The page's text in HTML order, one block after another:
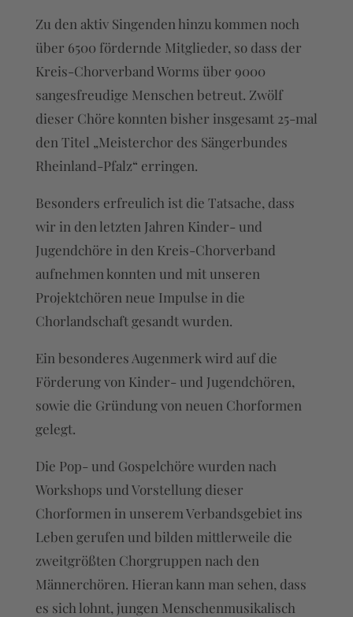
Zu den aktiv Singenden hinzu kommen noch
über 6500 fördernde Mitglieder, so dass der
Kreis-Chorverband Worms über 9000
sangesfreudige Menschen betreut. Zwölf
dieser Chöre konnten bisher insgesamt 25-mal
den Titel „Meisterchor des Sängerbundes
Rheinland-Pfalz“ erringen.
Besonders erfreulich ist die Tatsache, dass
wir in den letzten Jahren Kinder- und
Jugendchöre in den Kreis-Chorverband
aufnehmen konnten und mit unseren
Projektchören neue Impulse in die
Chorlandschaft gesandt wurden.
Ein besonderes Augenmerk wird auf die
Förderung von Kinder- und Jugendchören,
sowie die Gründung von neuen Chorformen
gelegt.
Die Pop- und Gospelchöre wurden nach
Workshops und Vorstellung dieser
Chorformen in unserem Verbandsgebiet ins
Leben gerufen und bilden mittlerweile die
zweitgrößten Chorgruppen nach den
Männerchören. Hieran kann man sehen, dass
es sich lohnt, jungen Menschenmusikalisch